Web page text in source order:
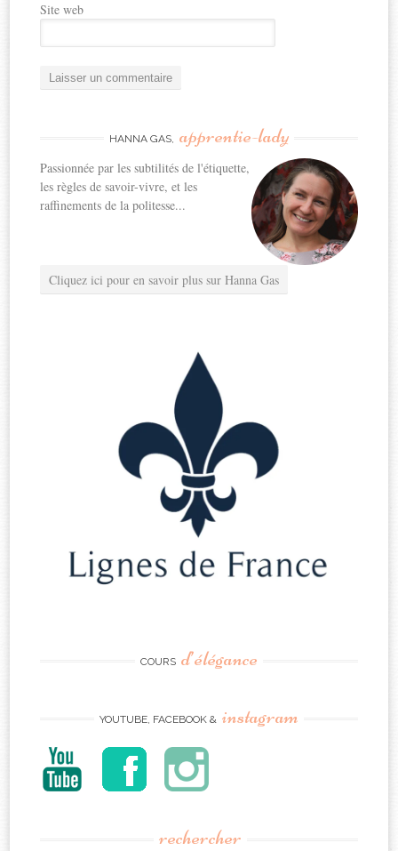
Site web
HANNA GAS, apprentie-lady
Passionnée par les subtilités de l'étiquette,
les règles de savoir-vivre, et les
raffinements de la politesse...
Cliquez ici pour en savoir plus sur Hanna Gas
COURS d’élégance
YOUTUBE, FACEBOOK & instagram
rechercher